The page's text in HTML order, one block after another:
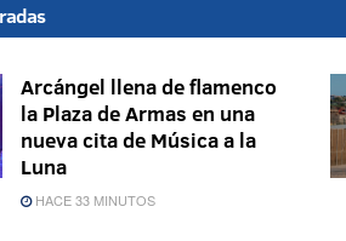
Arcángel llena de flamenco
la Plaza de Armas en una
nueva cita de Música a la
Luna
HACE 33 MINUTOS